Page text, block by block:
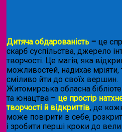
Дитяча обдарованість – це
скарб суспільства, джерело
творчості. Це магія, яка
можливостей, надихає мріяти,
сміливо йти до своїх вершин.
Житомирська обласна
та юнацтва – це простір
творчості й відкриттів, де
може повірити в себе,
і зробити перші кроки до